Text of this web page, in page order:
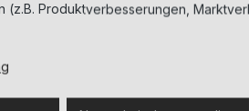
Details
(z.B. Produktverbesserungen,